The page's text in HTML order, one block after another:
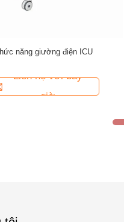
chỉnh Electric bệnh viện giường 5
Liên hệ với bây
giờ